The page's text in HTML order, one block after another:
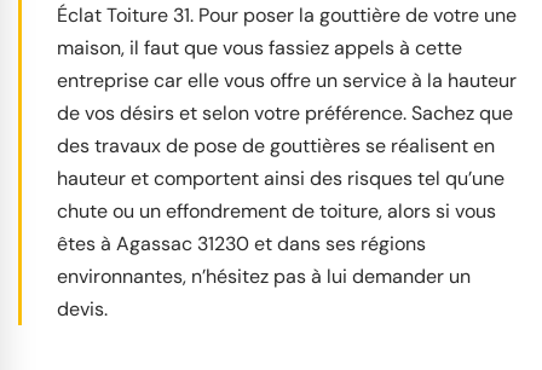
Éclat Toiture 31. Pour poser la gouttière de votre une
maison, il faut que vous fassiez appels à cette
entreprise car elle vous offre un service à la hauteur
de vos désirs et selon votre préférence. Sachez que
des travaux de pose de gouttières se réalisent en
hauteur et comportent ainsi des risques tel qu’une
chute ou un effondrement de toiture, alors si vous
êtes à Agassac 31230 et dans ses régions
environnantes, n’hésitez pas à lui demander un
devis.